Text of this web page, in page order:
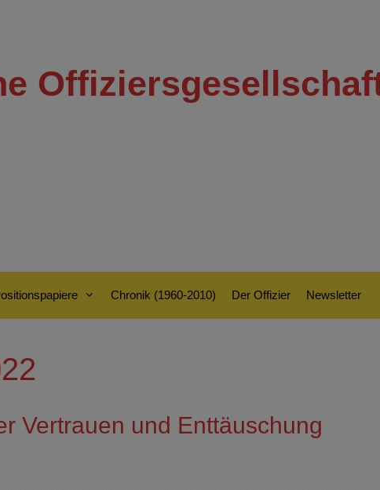
Chronik (1960-2010) Der Offizier Newsletter
Vertrauen und Enttäuschung